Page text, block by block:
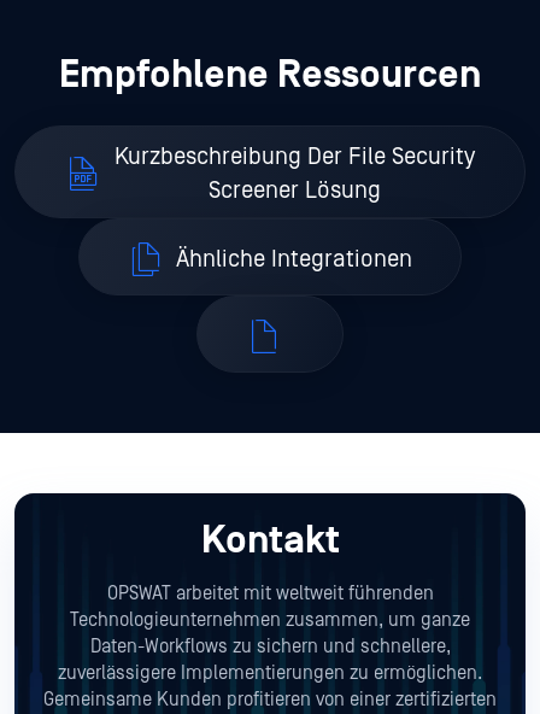
Empfohlene Ressourcen
Kurzbeschreibung Der File Security
Screener Lösung
Ähnliche Integrationen
Kontakt
OPSWAT arbeitet mit weltweit führenden
Technologieunternehmen zusammen, um ganze
Daten-Workflows zu sichern und schnellere,
zuverlässigere Implementierungen zu ermöglichen.
Gemeinsame Kunden profitieren von einer zertifizierten